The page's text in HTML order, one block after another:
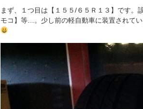
まず、１つ目は【１５５/６５Ｒ１３】です。
モコ】等…。少し前の軽自動車に装置されて